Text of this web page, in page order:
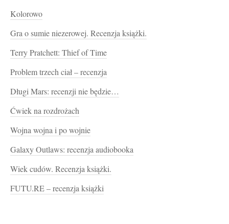
Kolorowo
Gra o sumie niezerowej. Recenzja książki.
Terry Pratchett: Thief of Time
Problem trzech ciał – recenzja
Długi Mars: recenzji nie będzie…
Ćwiek na rozdrożach
Wojna wojna i po wojnie
Galaxy Outlaws: recenzja audiobooka
Wiek cudów. Recenzja książki.
FUTU.RE – recenzja książki